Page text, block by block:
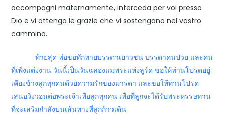
accompagni maternamente, interceda per voi presso
Dio e vi ottenga le grazie che vi sostengano nel vostro
cammino.
ท้ายสุด พ่อขอทักทายบรรดาเยาวชน บรรดาคนป่วย และคน
ที่เพิ่งแต่งงาน วันนี้เป็นวันฉลองแม่พระแห่งลูร์ด ขอให้ท่านโปรดอยู่
เคียงข้างลูกทุกคนด้วยความรักของมารดา และขอให้ท่านโปรด
เสนอวิงวอนต่อพระเจ้าเพื่อลูกทุกคน เพื่อที่ลูกจะได้รับพระหรรษทาน
ที่จะเสริมกำลังบนเส้นทางที่ลูกก้าวเดิน